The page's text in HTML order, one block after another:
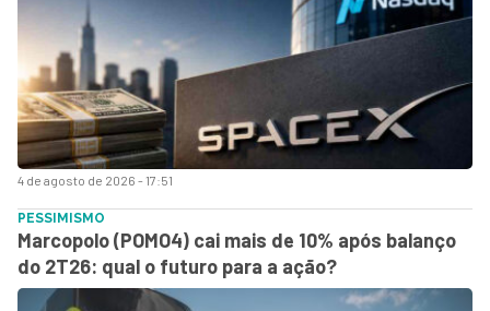
4 de agosto de 2026 - 17:51
PESSIMISMO
Marcopolo (POMO4) cai mais de 10% após balanço
do 2T26: qual o futuro para a ação?